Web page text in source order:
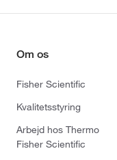
Om os
Fisher Scientific
Kvalitetsstyring
Arbejd hos Thermo
Fisher Scientific